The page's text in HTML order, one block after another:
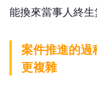
能換來當事人終生
案件推進的
更複雜